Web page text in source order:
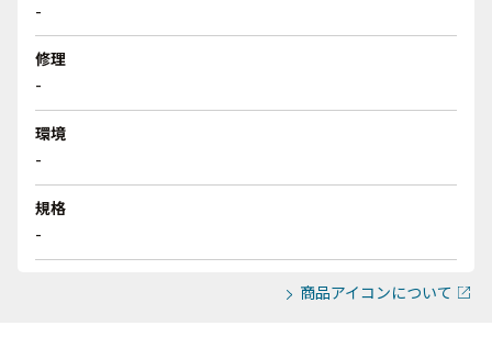
-
修理
-
環境
-
規格
-
商品アイコンについて